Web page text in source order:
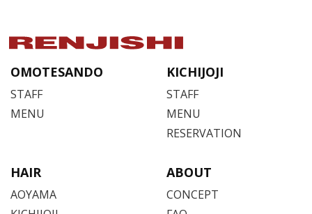
OMOTESANDO
STAFF
MENU
KICHIJOJI
STAFF
MENU
RESERVATION
HAIR
AOYAMA
ABOUT
CONCEPT